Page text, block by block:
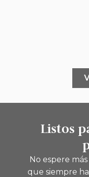
Listos
No espere
que siempre